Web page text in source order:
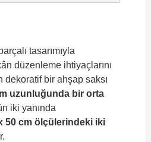
tasarımıyla
düzenleme ihtiyaçlarını
dekoratif bir ahşap saksı
uzunluğunda bir orta
iki yanında
50 cm ölçülerindeki iki